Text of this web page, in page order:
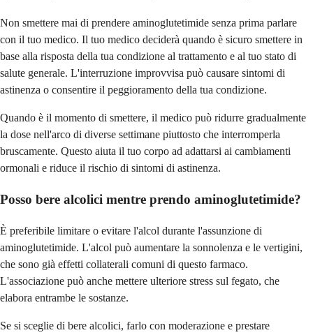
Non smettere mai di prendere aminoglutetimide senza prima parlare
con il tuo medico. Il tuo medico deciderà quando è sicuro smettere in
base alla risposta della tua condizione al trattamento e al tuo stato di
salute generale. L'interruzione improvvisa può causare sintomi di
astinenza o consentire il peggioramento della tua condizione.
Quando è il momento di smettere, il medico può ridurre gradualmente
la dose nell'arco di diverse settimane piuttosto che interromperla
bruscamente. Questo aiuta il tuo corpo ad adattarsi ai cambiamenti
ormonali e riduce il rischio di sintomi di astinenza.
Posso bere alcolici mentre prendo aminoglutetimide?
È preferibile limitare o evitare l'alcol durante l'assunzione di
aminoglutetimide. L'alcol può aumentare la sonnolenza e le vertigini,
che sono già effetti collaterali comuni di questo farmaco.
L'associazione può anche mettere ulteriore stress sul fegato, che
elabora entrambe le sostanze.
Se si sceglie di bere alcolici, farlo con moderazione e prestare